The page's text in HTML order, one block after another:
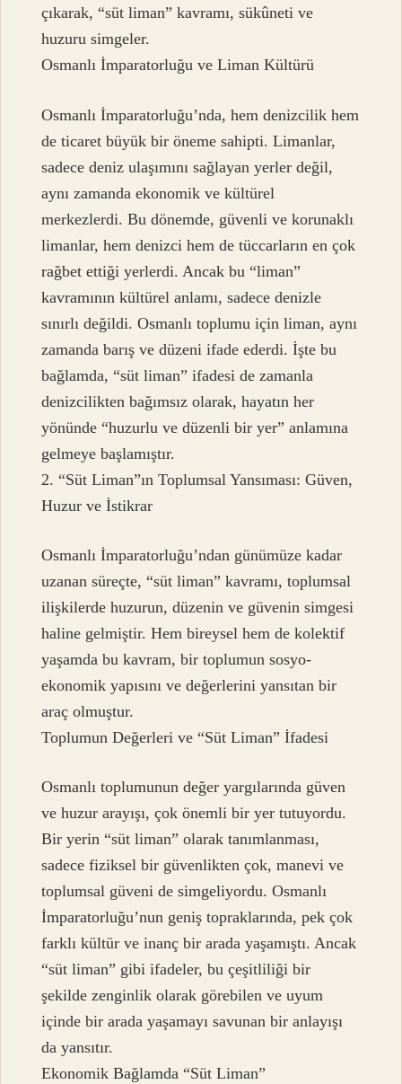
çıkarak, “süt liman” kavramı, sükûneti ve
huzuru simgeler.
Osmanlı İmparatorluğu ve Liman Kültürü
Osmanlı İmparatorluğu’nda, hem denizcilik hem
de ticaret büyük bir öneme sahipti. Limanlar,
sadece deniz ulaşımını sağlayan yerler değil,
aynı zamanda ekonomik ve kültürel
merkezlerdi. Bu dönemde, güvenli ve korunaklı
limanlar, hem denizci hem de tüccarların en çok
rağbet ettiği yerlerdi. Ancak bu “liman”
kavramının kültürel anlamı, sadece denizle
sınırlı değildi. Osmanlı toplumu için liman, aynı
zamanda barış ve düzeni ifade ederdi. İşte bu
bağlamda, “süt liman” ifadesi de zamanla
denizcilikten bağımsız olarak, hayatın her
yönünde “huzurlu ve düzenli bir yer” anlamına
gelmeye başlamıştır.
2. “Süt Liman”ın Toplumsal Yansıması: Güven,
Huzur ve İstikrar
Osmanlı İmparatorluğu’ndan günümüze kadar
uzanan süreçte, “süt liman” kavramı, toplumsal
ilişkilerde huzurun, düzenin ve güvenin simgesi
haline gelmiştir. Hem bireysel hem de kolektif
yaşamda bu kavram, bir toplumun sosyo-
ekonomik yapısını ve değerlerini yansıtan bir
araç olmuştur.
Toplumun Değerleri ve “Süt Liman” İfadesi
Osmanlı toplumunun değer yargılarında güven
ve huzur arayışı, çok önemli bir yer tutuyordu.
Bir yerin “süt liman” olarak tanımlanması,
sadece fiziksel bir güvenlikten çok, manevi ve
toplumsal güveni de simgeliyordu. Osmanlı
İmparatorluğu’nun geniş topraklarında, pek çok
farklı kültür ve inanç bir arada yaşamıştı. Ancak
“süt liman” gibi ifadeler, bu çeşitliliği bir
şekilde zenginlik olarak görebilen ve uyum
içinde bir arada yaşamayı savunan bir anlayışı
da yansıtır.
Ekonomik Bağlamda “Süt Liman”